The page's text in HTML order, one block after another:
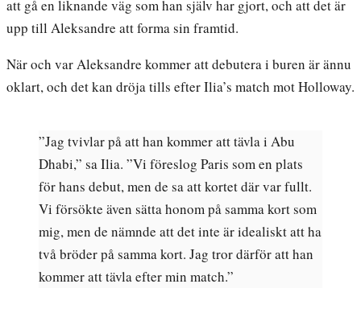
att gå en liknande väg som han själv har gjort, och att det är
upp till Aleksandre att forma sin framtid.
När och var Aleksandre kommer att debutera i buren är ännu
oklart, och det kan dröja tills efter Ilia’s match mot Holloway.
”Jag tvivlar på att han kommer att tävla i Abu
Dhabi,” sa Ilia. ”Vi föreslog Paris som en plats
för hans debut, men de sa att kortet där var fullt.
Vi försökte även sätta honom på samma kort som
mig, men de nämnde att det inte är idealiskt att ha
två bröder på samma kort. Jag tror därför att han
kommer att tävla efter min match.”